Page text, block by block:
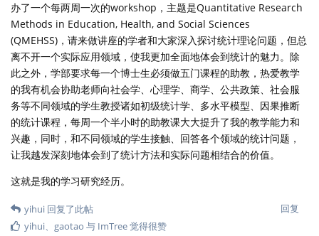
办了一个每两周一次的workshop，主题是Quantitative Research
Methods in Education, Health, and Social Sciences
(QMEHSS)，请来做讲座的学者和大家深入探讨统计理论问题，但总
离不开一个实际应用领域，使我更加全面地体会到统计的魅力。除
此之外，学部要求每一个博士生必须做五门课程的助教，热爱教学
的我有机会协助老师向社会学、心理学、商学、公共政策、社会服
务等不同领域的学生教授诸如初级统计学、多水平模型、因果推断
的统计课程，每周一个半小时的助教课大大提升了我的教学能力和
兴趣，同时，和不同领域的学生接触、回答各个领域的统计问题，
让我越发深刻地体会到了统计方法和实际问题相结合的价值。
这就是我的学习研究经历。
回复
yihui 回复了此帖
yihui、 gaotao 与 ImTree觉得很赞